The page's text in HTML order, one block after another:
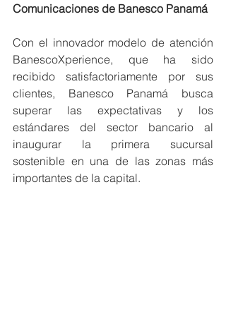
Comunicaciones de Banesco Panamá
Con el innovador modelo de atención
BanescoXperience, que ha sido
recibido satisfactoriamente por sus
clientes, Banesco Panamá busca
superar las expectativas y los
estándares del sector bancario al
inaugurar la primera sucursal
sostenible en una de las zonas más
importantes de la capital.